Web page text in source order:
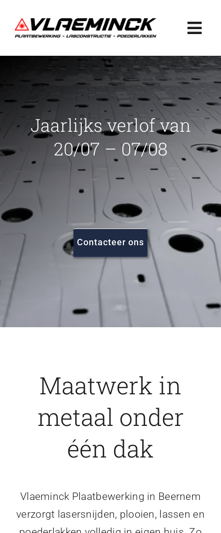
naar
inhoud
Plaatbewerking
Lasconstructie
Poederlakken
Projecten
FAQ
Vacatures
Jaarlijks verlof van
20/07 – 07/08
Contacteer ons
Maatwerk in
metaal onder
één dak
Vlaeminck Plaatbewerking in Beernem
verzorgt lasersnijden, plooien, lassen en